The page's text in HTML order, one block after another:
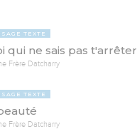
TEXTE
qui ne sais pas t'arrêter
Frère Datcharry
TEXTE
Frère Datcharry